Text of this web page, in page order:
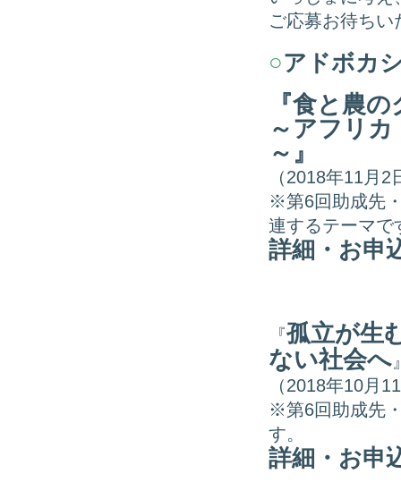
ご応募お待ちい
○アドボカ
『食と農
～アフリ
～』
（2018年11月
※第6回助成先
連するテーマで
詳細・お申
『孤立が生
ない社会へ
（2018年10月
※第6回助成先
す。
詳細・お申